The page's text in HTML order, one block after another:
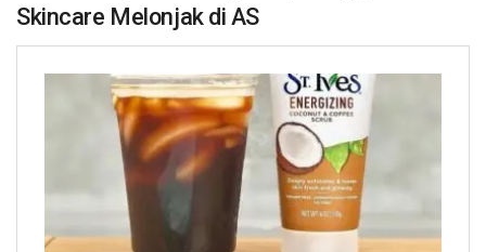
Skincare Melonjak di AS